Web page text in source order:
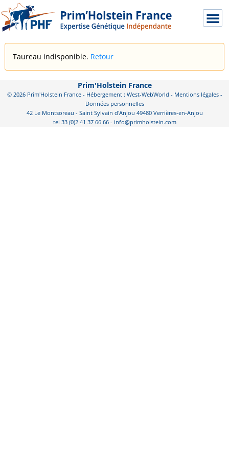
Taureau indisponible. Retour
Prim'Holstein France
© 2026 Prim'Holstein France - Hébergement : West-WebWorld - Mentions légales-
Données personnelles
42 Le Montsoreau - Saint Sylvain d'Anjou 49480 Verrières-en-Anjou
tel 33 (0)2 41 37 66 66 - info@primholstein.com